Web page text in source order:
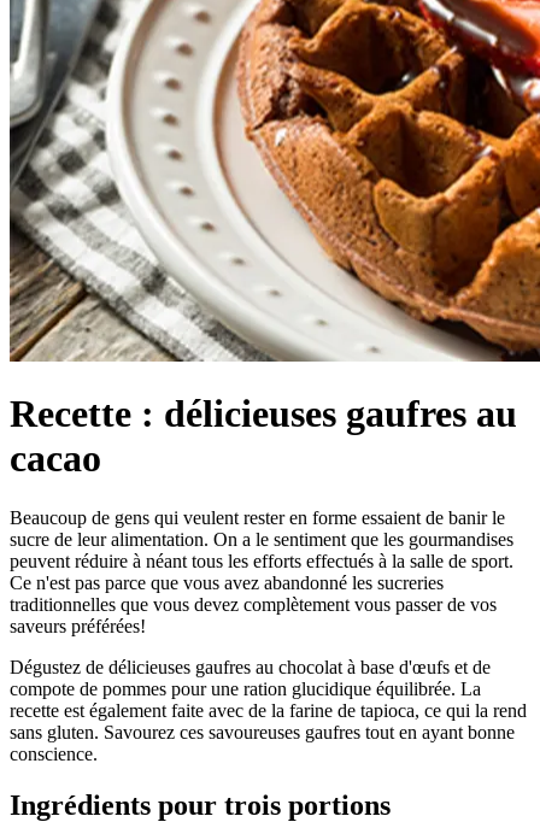
Recette : délicieuses gaufres au
cacao
Beaucoup de gens qui veulent rester en forme essaient de banir le
sucre de leur alimentation. On a le sentiment que les gourmandises
peuvent réduire à néant tous les efforts effectués à la salle de sport.
Ce n'est pas parce que vous avez abandonné les sucreries
traditionnelles que vous devez complètement vous passer de vos
saveurs préférées!
Dégustez de délicieuses gaufres au chocolat à base d'œufs et de
compote de pommes pour une ration glucidique équilibrée. La
recette est également faite avec de la farine de tapioca, ce qui la rend
sans gluten. Savourez ces savoureuses gaufres tout en ayant bonne
conscience.
Ingrédients pour trois portions